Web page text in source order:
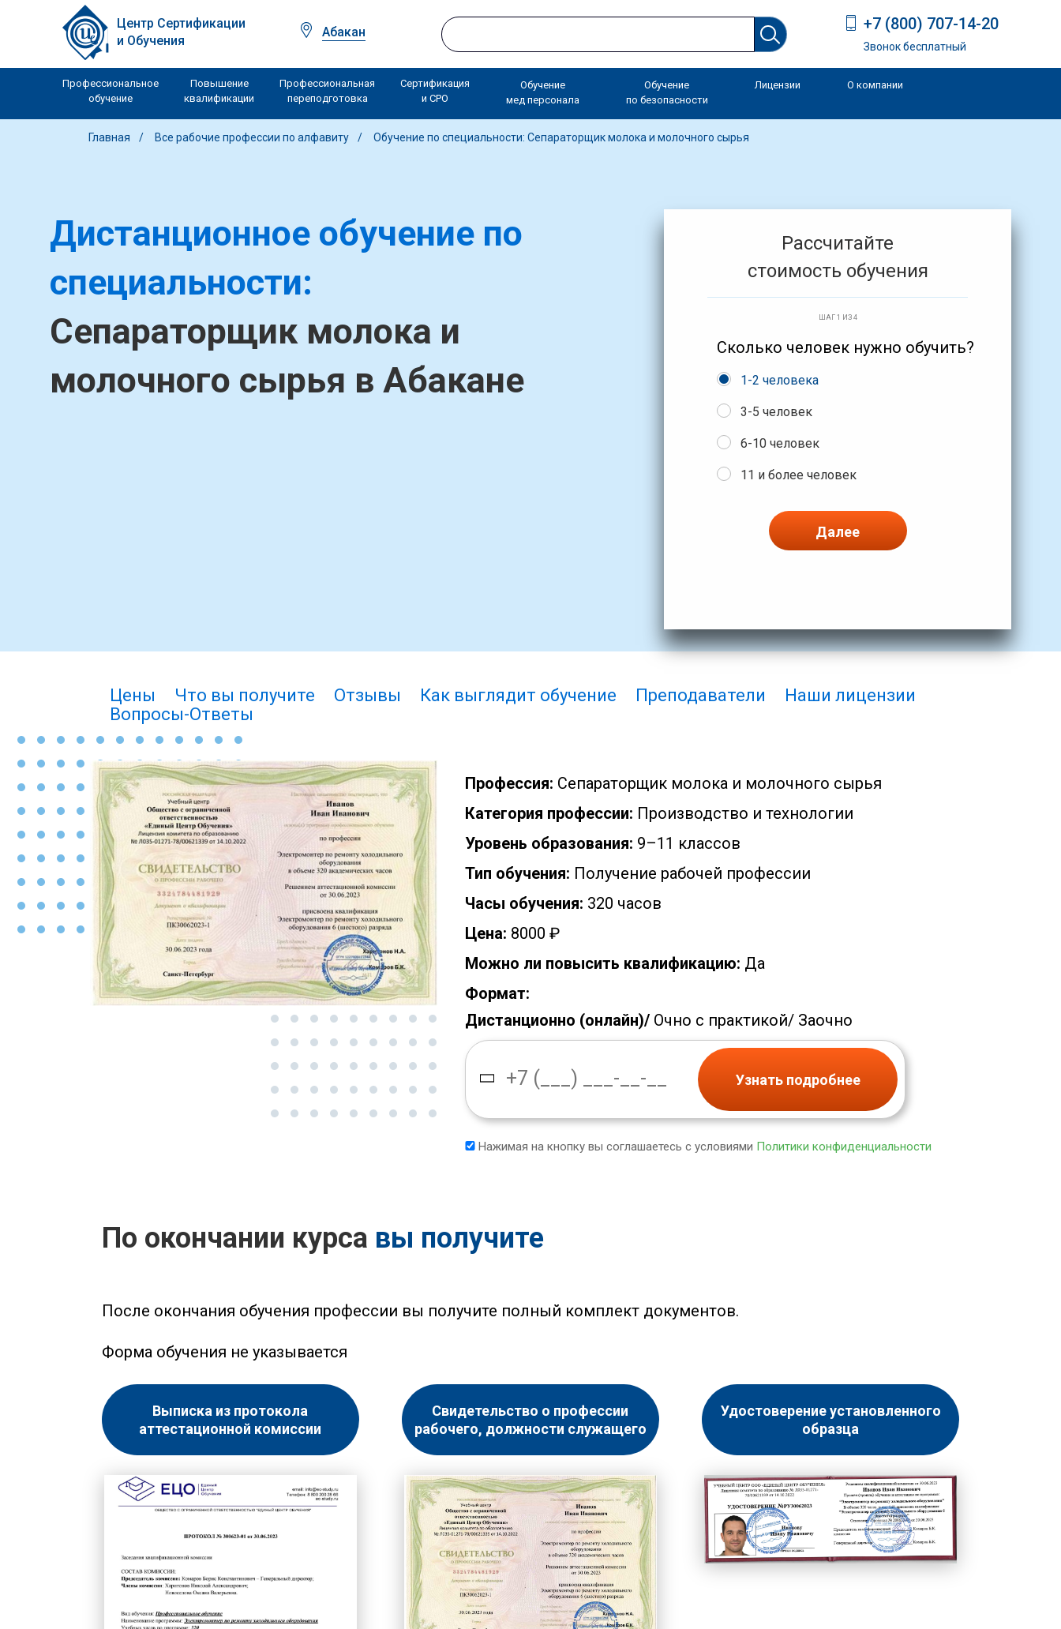
Центр Сертификации
и Обучения
Абакан +7 (800) 707-14-20
Звонок бесплатный
Профессиональное
обучение
Повышение
квалификации
Профессиональная
переподготовка
Сертификация
и СРО
Обучение
мед персонала
Обучение
по безопасности
Лицензии О компании
Главная Все рабочие профессии по алфавиту Обучение по специальности: Сепараторщик молока и молочного сырья
Дистанционное обучение по
специальности:
Сепараторщик молока и
молочного сырья в Абакане
Рассчитайте
стоимость обучения
ШАГ 1 ИЗ 4
Сколько человек нужно обучить?
1-2 человека
3-5 человек
6-10 человек
11 и более человек
Далее
Цены Что вы получите Отзывы Как выглядит обучение Преподаватели
Наши лицензии
Вопросы-Ответы
Профессия: Сепараторщик молока и молочного сырья
Категория профессии: Производство и технологии
Уровень образования: 9–11 классов
Тип обучения: Получение рабочей профессии
Часы обучения: 320 часов
Цена: 8000 ₽
Можно ли повысить квалификацию: Да
Формат:
Дистанционно (онлайн)/ Очно с практикой/ Заочно
Узнать подробнее
Нажимая на кнопку вы соглашаетесь с условиями Политики конфиденциальности
По окончании курса вы получите
После окончания обучения профессии вы получите полный комплект документов.
Форма обучения не указывается
Выписка из протокола
аттестационной комиссии
Свидетельство о профессии
рабочего, должности служащего
Удостоверение установленного
образца